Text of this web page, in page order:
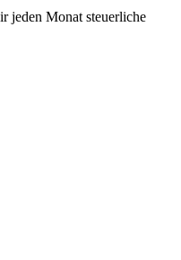
jeden Monat steuerliche